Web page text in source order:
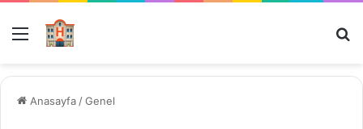
Menü
Anasayfa /Genel